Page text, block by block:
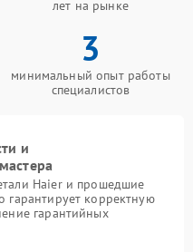
лет на рынке
3
минимальный опыт работы
специалистов
и
Haier и прошедшие
гарантирует корректную
гарантийных